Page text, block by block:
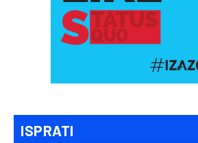
ISPRATI